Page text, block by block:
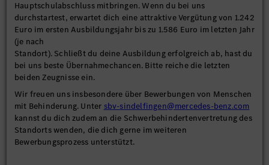
Hauptschulabschluss mitbringen. Wenn du bei uns
durchstartest, erwartet dich eine attraktive Vergütung von 1.242
Euro im ersten Ausbildungsjahr bis zu 1.586 Euro im letzten Jahr
(je nach
Standort). Schließt du deine Ausbildung erfolgreich ab, hast du
bei uns beste Übernahmechancen. Bitte reiche die letzten
beiden Zeugnisse ein.
Wir freuen uns insbesondere über Bewerbungen von Menschen
mit Behinderung. Unter sbv-sindelfingen@mercedes-benz.com
kannst du dich zudem an die Schwerbehindertenvertretung des
Standorts wenden, die dich gerne im weiteren
Bewerbungsprozess unterstützt.